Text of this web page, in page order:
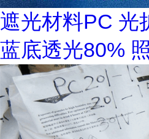
遮光材料PC 光
蓝底透光80%